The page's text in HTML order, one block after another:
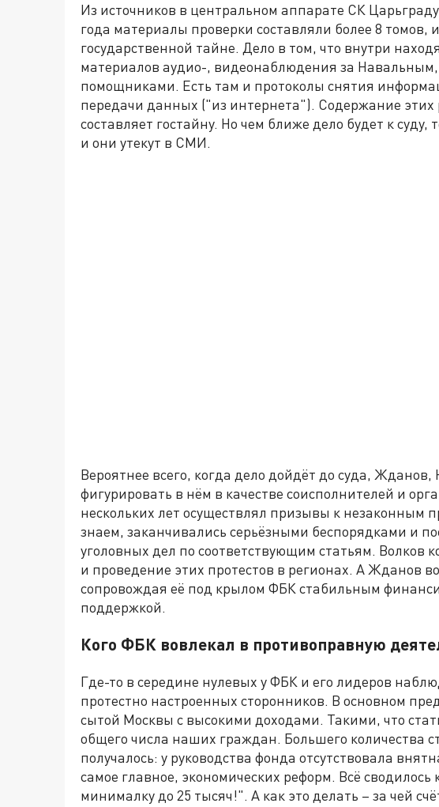
Из источников в центральном аппарате СК
года материалы проверки составляли более 8 томов,
государственной тайне. Дело в том, что внутри
материалов аудио-, видеонаблюдения за
помощниками. Есть там и протоколы снятия
передачи данных ("из интернета"). Содержание этих
составляет гостайну. Но чем ближе дело будет к суду,
и они утекут в СМИ.
Вероятнее всего, когда дело дойдёт до суда,
фигурировать в нём в качестве соисполнителей и
нескольких лет осуществлял призывы к незаконным
знаем, заканчивались серьёзными беспорядками и
уголовных дел по соответствующим статьям. Волков
и проведение этих протестов в регионах. А Жданов
сопровождая её под крылом ФБК стабильным
поддержкой.
Кого ФБК вовлекал в противоправную
Где-то в середине нулевых у ФБК и его лидеров
протестно настроенных сторонников. В основном
сытой Москвы с высокими доходами. Такими, что
общего числа наших граждан. Большего количества
получалось: у руководства фонда отсутствовала
самое главное, экономических реформ. Всё
минималку до 25 тысяч!". А как это делать – за чей